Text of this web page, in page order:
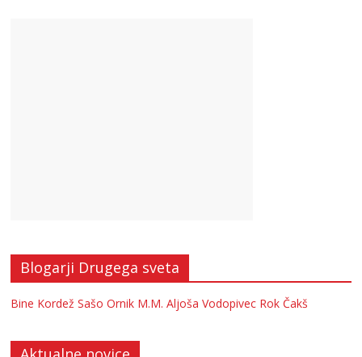
Blogarji Drugega sveta
Bine Kordež Sašo Ornik M.M. Aljoša Vodopivec Rok Čakš